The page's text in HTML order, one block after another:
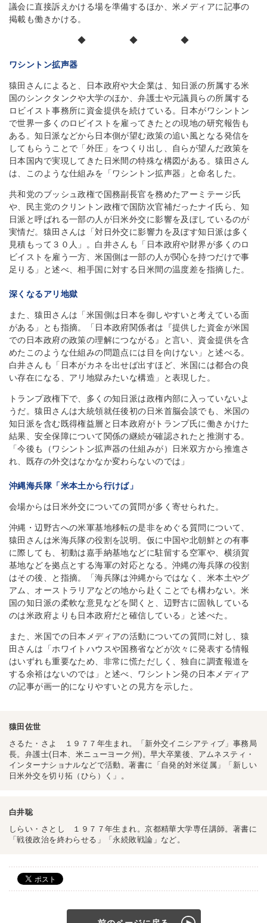
議会に直接訴えかける場を準備するほか、米メディアに記事の
掲載も働きかける。
◆ ◆ ◆
ワシントン拡声器
猿田さんによると、日本政府や大企業は、知日派の所属する米
国のシンクタンクや大学のほか、弁護士や元議員らの所属する
ロビイスト事務所に資金提供を続けている。日本がワシントン
で世界一多くのロビイストを雇ってきたとの現地の研究報告も
ある。知日派などから日本側が望む政策の追い風となる発信を
してもらうことで「外圧」をつくり出し、自らが望んだ政策を
日本国内で実現してきた日米間の特殊な構図がある。猿田さん
は、このような仕組みを「ワシントン拡声器」と命名した。
共和党のブッシュ政権で国務副長官を務めたアーミテージ氏
や、民主党のクリントン政権で国防次官補だったナイ氏ら、知
日派と呼ばれる一部の人が日米外交に影響を及ぼしているのが
実情だ。猿田さんは「対日外交に影響力を及ぼす知日派は多く
見積もって３０人」。白井さんも「日本政府や財界が多くのロ
ビイストを雇う一方、米国側は一部の人が関心を持つだけで事
足りる」と述べ、相手国に対する日米間の温度差を指摘した。
深くなるアリ地獄
また、猿田さんは「米国側は日本を御しやすいと考えている面
がある」とも指摘。「日本政府関係者は『提供した資金が米国
での日本政府の政策の理解につながる』と言い、資金提供を含
めたこのような仕組みの問題点には目を向けない」と述べる。
白井さんも「日本がカネを出せば出すほど、米国には都合の良
い存在になる、アリ地獄みたいな構造」と表現した。
トランプ政権下で、多くの知日派は政権内部に入っていないよ
うだ。猿田さんは大統領就任後初の日米首脳会談でも、米国の
知日派を含む既得権益層と日本政府がトランプ氏に働きかけた
結果、安全保障について関係の継続が確認されたと推測する。
「今後も（ワシントン拡声器の仕組みが）日米双方から推進さ
れ、既存の外交はなかなか変わらないのでは」
沖縄海兵隊「米本土から行けば」
会場からは日米外交についての質問が多く寄せられた。
沖縄・辺野古への米軍基地移転の是非をめぐる質問について、
猿田さんは米海兵隊の役割を説明。仮に中国や北朝鮮との有事
に際しても、初動は嘉手納基地などに駐留する空軍や、横須賀
基地などを拠点とする海軍の対応となる。沖縄の海兵隊の役割
はその後、と指摘。「海兵隊は沖縄からではなく、米本土やグ
アム、オーストラリアなどの地から赴くことでも構わない。米
国の知日派の柔軟な意見などを聞くと、辺野古に固執している
のは米政府よりも日本政府だと確信している」と述べた。
また、米国での日本メディアの活動についての質問に対し、猿
田さんは「ホワイトハウスや国務省などが次々に発表する情報
はいずれも重要なため、非常に慌ただしく、独自に調査報道を
する余裕はないのでは」と述べ、ワシントン発の日本メディア
の記事が画一的になりやすいとの見方を示した。
猿田佐世
さるた・さよ １９７７年生まれ。「新外交イニシアティブ」事務局
長。弁護士(日本、米ニューヨーク州)。早大卒業後、アムネスティ・
インターナショナルなどで活動。著書に「自発的対米従属」「新しい
日米外交を切り拓（ひら）く」。
白井聡
しらい・さとし １９７７年生まれ。京都精華大学専任講師。著書に
「戦後政治を終わらせる」「永続敗戦論」など。